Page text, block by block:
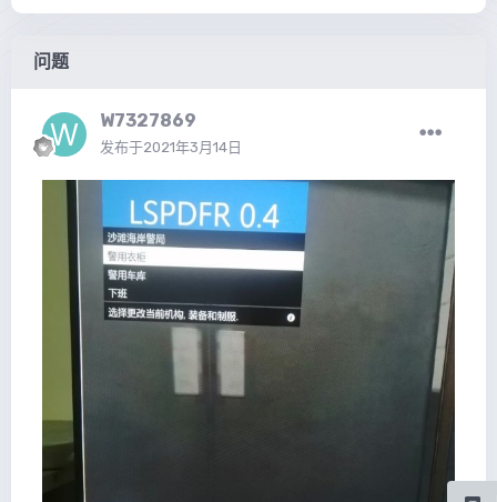
问题
W7327869
发布于2021年3月14日